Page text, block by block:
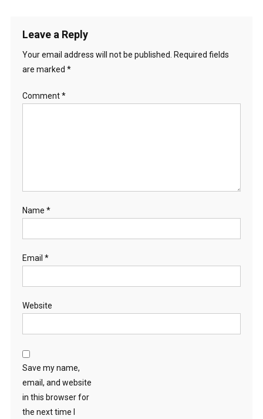
Leave a Reply
Your email address will not be published.
Required fields
are marked *
Comment*
Name *
Email *
Website
Save my name,
email, and website
in this browser for
the next time I